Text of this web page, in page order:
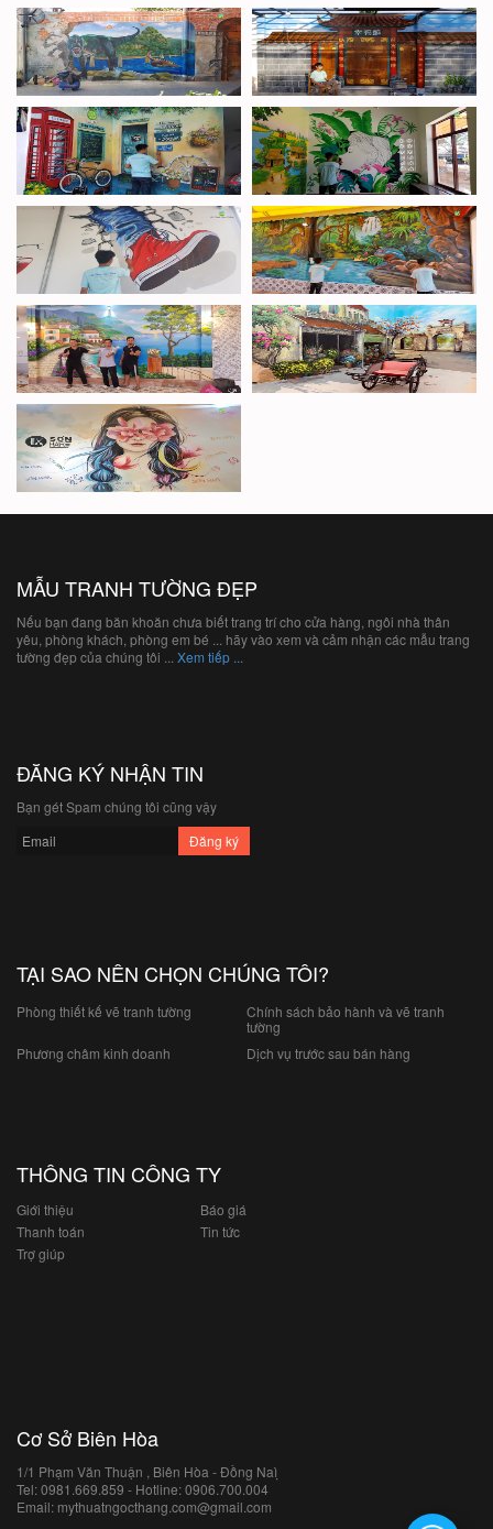
MẪU TRANH TƯỜNG ĐẸP
Nếu bạn đang băn khoăn chưa biết trang trí cho cửa hàng, ngôi nhà thân
yêu, phòng khách, phòng em bé ... hãy vào xem và cảm nhận các mẫu trang
tường đẹp của chúng tôi ... Xem tiếp ...
ĐĂNG KÝ NHẬN TIN
Bạn gét Spam chúng tôi cũng vậy
TẠI SAO NÊN CHỌN CHÚNG TÔI?
Phòng thiết kế vẽ tranh tường
Chính sách bảo hành và vẽ tranh
tường
Phương châm kinh doanh
Dịch vụ trước sau bán hàng
THÔNG TIN CÔNG TY
Giới thiệu
Báo giá
Thanh toán
Tin tức
Trợ giúp
Cơ Sở Biên Hòa
1/1 Phạm Văn Thuận , Biên Hòa - Đồng Naì ̣
Tel: 0981.669.859 - Hotline: 0906.700.004
Email: mythuatngocthang.com@gmail.com